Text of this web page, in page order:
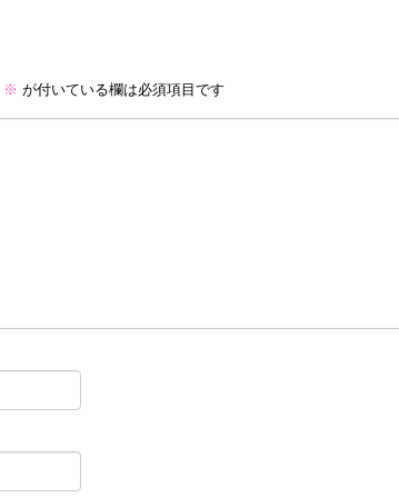
※ が付いている欄は必須項目です